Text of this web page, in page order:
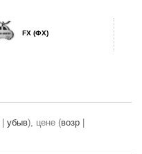
FX (ФХ)
убыв), цене (возр